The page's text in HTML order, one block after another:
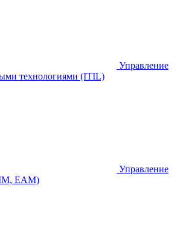
Управление
технологиями (ITIL)
Управление
EAM)